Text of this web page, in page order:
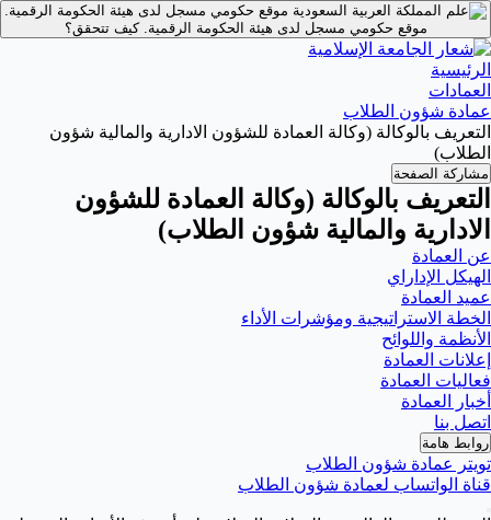
موقع حكومي مسجل لدى هيئة الحكومة الرقمية.
موقع حكومي مسجل لدى هيئة الحكومة الرقمية.كيف تتحقق؟
الرئيسية
العمادات
عمادة شؤون الطلاب
التعريف بالوكالة (وكالة العمادة للشؤون الادارية والمالية شؤون
الطلاب)
مشاركة الصفحة
التعريف بالوكالة (وكالة العمادة للشؤون
الادارية والمالية شؤون الطلاب)
عن العمادة
الهيكل الإداراي
عميد العمادة
الخطة الاستراتيجية ومؤشرات الأداء
الأنظمة واللوائح
إعلانات العمادة
فعاليات العمادة
أخبار العمادة
اتصل بنا
روابط هامة
تويتر عمادة شؤون الطلاب
قناة الواتساب لعمادة شؤون الطلاب